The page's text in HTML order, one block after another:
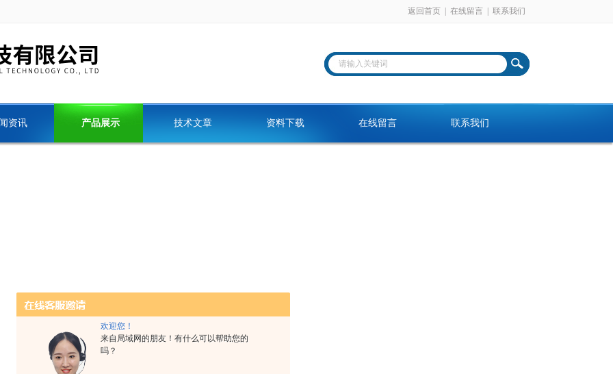
欢迎您！
来自局域网的朋友！有什么可以帮助您的
吗？
返回首页 在线留言 联系我们
资讯 产品展示 技术文章 资料下载 在线留言 联系我们